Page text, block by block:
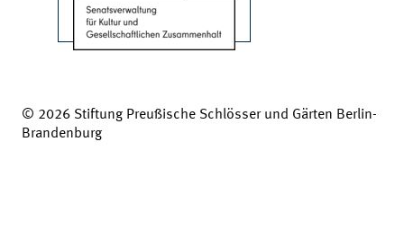
© 2026 Stiftung Preußische Schlösser und Gärten Berlin-
Brandenburg